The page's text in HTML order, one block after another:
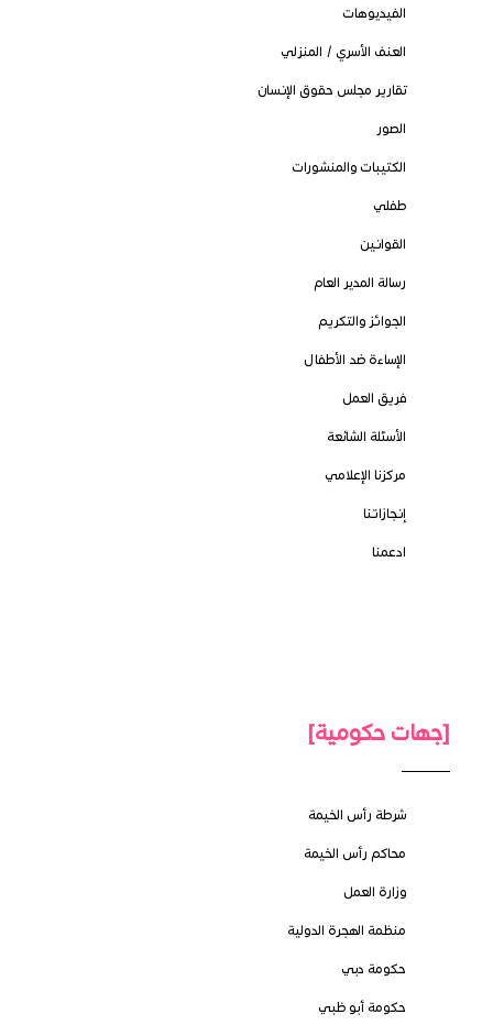
الفيديوهات
العنف الأسري / المنزلي
تقارير مجلس حقوق الإنسان
الصور
الكتيبات والمنشورات
طفلي
القوانين
رسالة المدير العام
الجوائز والتكريم
الإساءة ضد الأطفال
فريق العمل
الأسئلة الشائعة
مركزنا الإعلامي
إنجازاتنا
ادعمنا
[جهات حكومية]
شرطة رأس الخيمة
محاكم رأس الخيمة
وزارة العمل
منظمة الهجرة الدولية
حكومة دبي
حكومة أبو ظبي